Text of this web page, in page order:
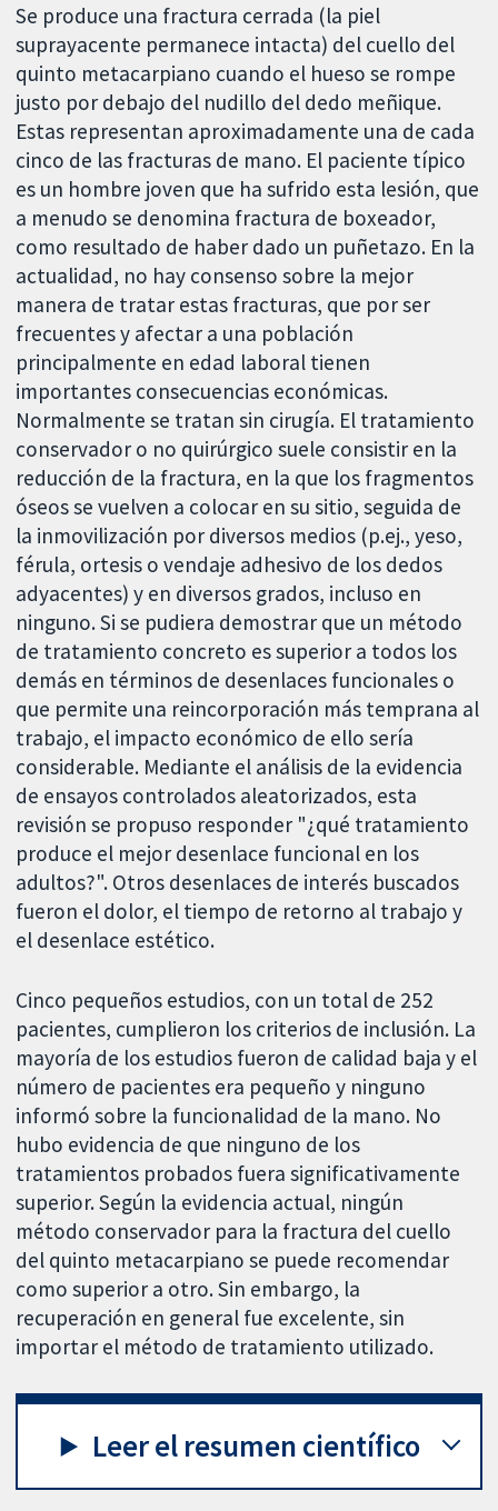
Se produce una fractura cerrada (la piel
suprayacente permanece intacta) del cuello del
quinto metacarpiano cuando el hueso se rompe
justo por debajo del nudillo del dedo meñique.
Estas representan aproximadamente una de cada
cinco de las fracturas de mano. El paciente típico
es un hombre joven que ha sufrido esta lesión, que
a menudo se denomina fractura de boxeador,
como resultado de haber dado un puñetazo. En la
actualidad, no hay consenso sobre la mejor
manera de tratar estas fracturas, que por ser
frecuentes y afectar a una población
principalmente en edad laboral tienen
importantes consecuencias económicas.
Normalmente se tratan sin cirugía. El tratamiento
conservador o no quirúrgico suele consistir en la
reducción de la fractura, en la que los fragmentos
óseos se vuelven a colocar en su sitio, seguida de
la inmovilización por diversos medios (p.ej., yeso,
férula, ortesis o vendaje adhesivo de los dedos
adyacentes) y en diversos grados, incluso en
ninguno. Si se pudiera demostrar que un método
de tratamiento concreto es superior a todos los
demás en términos de desenlaces funcionales o
que permite una reincorporación más temprana al
trabajo, el impacto económico de ello sería
considerable. Mediante el análisis de la evidencia
de ensayos controlados aleatorizados, esta
revisión se propuso responder "¿qué tratamiento
produce el mejor desenlace funcional en los
adultos?". Otros desenlaces de interés buscados
fueron el dolor, el tiempo de retorno al trabajo y
el desenlace estético.
Cinco pequeños estudios, con un total de 252
pacientes, cumplieron los criterios de inclusión. La
mayoría de los estudios fueron de calidad baja y el
número de pacientes era pequeño y ninguno
informó sobre la funcionalidad de la mano. No
hubo evidencia de que ninguno de los
tratamientos probados fuera significativamente
superior. Según la evidencia actual, ningún
método conservador para la fractura del cuello
del quinto metacarpiano se puede recomendar
como superior a otro. Sin embargo, la
recuperación en general fue excelente, sin
importar el método de tratamiento utilizado.
Leer el resumen científico